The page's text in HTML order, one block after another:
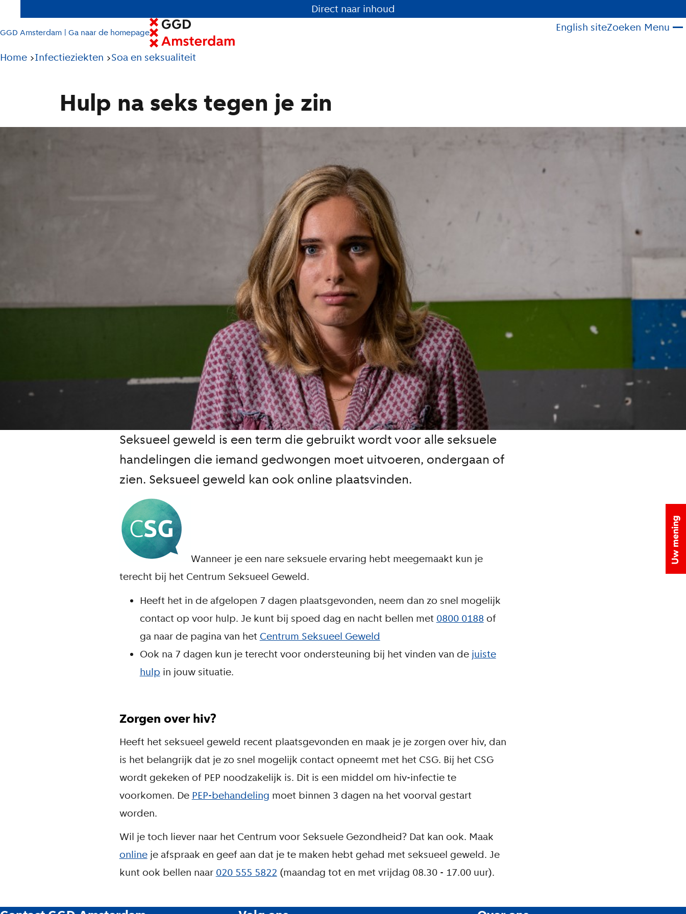
Direct naar inhoud
GGD Amsterdam | Ga naar de homepage English siteZoeken Menu
Pad
Home Infectieziekten Soa en seksualiteit
Hulp na seks tegen je zin
Seksueel geweld is een term die gebruikt wordt voor alle seksuele
handelingen die iemand gedwongen moet uitvoeren, ondergaan of
zien. Seksueel geweld kan ook online plaatsvinden.
Wanneer je een nare seksuele ervaring hebt meegemaakt kun je
terecht bij het Centrum Seksueel Geweld.
Heeft het in de afgelopen 7 dagen plaatsgevonden, neem dan zo snel mogelijk
contact op voor hulp. Je kunt bij spoed dag en nacht bellen met 0800 0188 of
ga naar de pagina van het Centrum Seksueel Geweld
Ook na 7 dagen kun je terecht voor ondersteuning bij het vinden van de juiste
hulp in jouw situatie.
Zorgen over hiv?
Heeft het seksueel geweld recent plaatsgevonden en maak je je zorgen over hiv, dan
is het belangrijk dat je zo snel mogelijk contact opneemt met het CSG. Bij het CSG
wordt gekeken of PEP noodzakelijk is. Dit is een middel om hiv-infectie te
voorkomen. De PEP-behandeling moet binnen 3 dagen na het voorval gestart
worden.
Wil je toch liever naar het Centrum voor Seksuele Gezondheid? Dat kan ook. Maak
onlineje afspraak en geef aan dat je te maken hebt gehad met seksueel geweld. Je
kunt ook bellen naar 020 555 5822 (maandag tot en met vrijdag 08.30 - 17.00 uur).